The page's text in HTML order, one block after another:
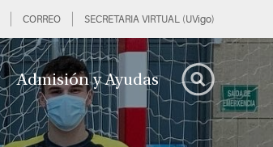
CORREO SECRETARIA VIRTUAL (UVigo)
Admisión y Ayudas